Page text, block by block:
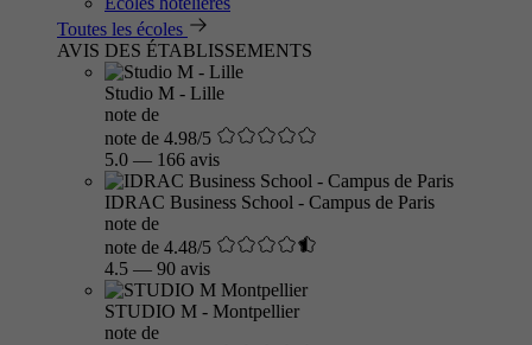
Toutes les écoles
AVIS DES ÉTABLISSEMENTS
Studio M - Lille
note de
note de 4.98/5
5.0 — 166 avis
IDRAC Business School - Campus de Paris
note de
note de 4.48/5
4.5 — 90 avis
STUDIO M - Montpellier
note de